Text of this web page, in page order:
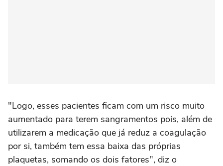
"Logo, esses pacientes ficam com um risco muito
aumentado para terem sangramentos pois, além de
utilizarem a medicação que já reduz a coagulação
por si, também tem essa baixa das próprias
plaquetas, somando os dois fatores", diz o